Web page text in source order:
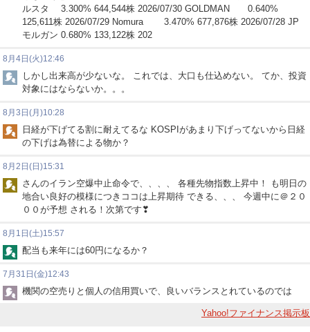
ルスタ 3.300% 644,544株 2026/07/30 GOLDMAN 0.640%
125,611株 2026/07/29 Nomura 3.470% 677,876株 2026/07/28 JP
モルガン 0.680% 133,122株 202
8月4日(火)12:46
しかし出来高が少ないな。 これでは、大口も仕込めない。 てか、投資
対象にはならないか。。。
8月3日(月)10:28
日経が下げてる割に耐えてるな KOSPIがあまり下げってないから日経
の下げは為替による物か？
8月2日(日)15:31
さんのイラン空爆中止命令で、、、、 各種先物指数上昇中！ も明日の
地合い良好の模様につきココは上昇期待 できる、、、 今週中に＠２０
００が予想 される！次第です❣
8月1日(土)15:57
配当も来年には60円になるか？
7月31日(金)12:43
機関の空売りと個人の信用買いで、良いバランスとれているのでは
Yahoo!ファイナンス掲示板